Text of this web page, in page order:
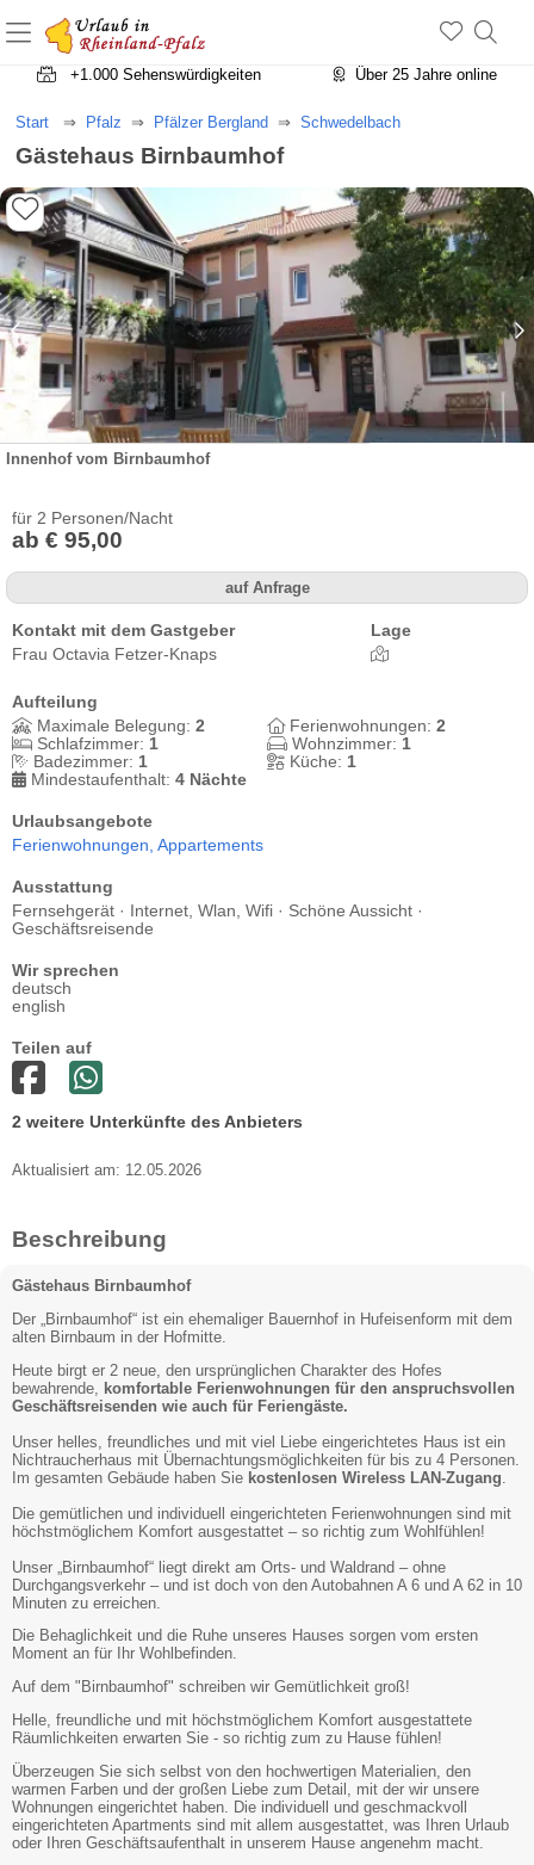
+1.500 Unterkünfte in Rheinland-Pfalz
+1.000 Sehenswürdigkeiten
Über 25 Jahre online
Start Pfalz Pfälzer Bergland Schwedelbach
Gästehaus Birnbaumhof
Innenhof vom Birnbaumhof
für 2 Personen/Nacht
ab € 95,00
auf Anfrage
Kontakt mit dem Gastgeber
Frau Octavia Fetzer-Knaps
Lage
Aufteilung
Maximale Belegung: 2 Ferienwohnungen: 2
Schlafzimmer: 1 Wohnzimmer: 1
Badezimmer: 1 Küche: 1
Mindestaufenthalt: 4 Nächte
Urlaubsangebote
Ferienwohnungen, Appartements
Ausstattung
Fernsehgerät · Internet, Wlan, Wifi · Schöne Aussicht ·
Geschäftsreisende
Wir sprechen
deutsch
english
Teilen auf
2 weitere Unterkünfte des Anbieters
Aktualisiert am: 12.05.2026
Beschreibung
Gästehaus Birnbaumhof
Der „Birnbaumhof“ ist ein ehemaliger Bauernhof in Hufeisenform mit dem
alten Birnbaum in der Hofmitte.
Heute birgt er 2 neue, den ursprünglichen Charakter des Hofes
bewahrende, komfortable Ferienwohnungen für den anspruchsvollen
Geschäftsreisenden wie auch für Feriengäste.
Unser helles, freundliches und mit viel Liebe eingerichtetes Haus ist ein
Nichtraucherhaus mit Übernachtungsmöglichkeiten für bis zu 4 Personen.
Im gesamten Gebäude haben Sie kostenlosen Wireless LAN-Zugang
Die gemütlichen und individuell eingerichteten Ferienwohnungen sind mit
höchstmöglichem Komfort ausgestattet – so richtig zum Wohlfühlen!
Unser „Birnbaumhof“ liegt direkt am Orts- und Waldrand – ohne
Durchgangsverkehr – und ist doch von den Autobahnen A 6 und A 62 in 10
Minuten zu erreichen.
Die Behaglichkeit und die Ruhe unseres Hauses sorgen vom ersten
Moment an für Ihr Wohlbefinden.
Auf dem "Birnbaumhof" schreiben wir Gemütlichkeit groß!
Helle, freundliche und mit höchstmöglichem Komfort ausgestattete
Räumlichkeiten erwarten Sie - so richtig zum zu Hause fühlen!
Überzeugen Sie sich selbst von den hochwertigen Materialien, den
warmen Farben und der großen Liebe zum Detail, mit der wir unsere
Wohnungen eingerichtet haben. Die individuell und geschmackvoll
eingerichteten Apartments sind mit allem ausgestattet, was Ihren Urlaub
oder Ihren Geschäftsaufenthalt in unserem Hause angenehm macht.